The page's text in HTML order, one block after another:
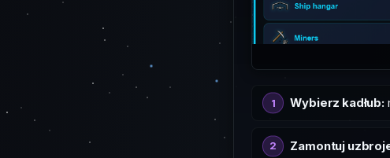
Wybierz kadłub:
Zamontuj